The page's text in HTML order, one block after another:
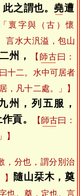
此之謂也。 堯遭
褱字與（古）懷
言水大汎溢，包山
州， 【 師古曰：
十二。水中可居者
，凡十二處。」】
州，列五服，
貢。 【 師古曰：
】
，分也，謂分別治
隨山栞木，奠
也。奠，定也。言